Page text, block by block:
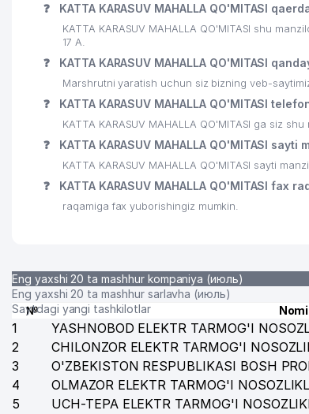
23 ELIMA MChJ
DAVR-AVTO-BIZNES MChJ
26 SHAKHLO SERVICE PLUS XUSUSIY
FRANK MEDIC MChJ
32 Адвокатская фирма LEGISLAND
GULZOR BIRINCHI UY-JOY MULK SHIRKATI
ABDUL-AZIZ SERVIS MChJ
IDEAL STROY KAF MChJ
❓ KATTA KARASUV MAHALLA QO'MITASI
KATTA KARASUV MAHALLA QO'MITASI shu
17 А.
❓ KATTA KARASUV MAHALLA QO'MITASI
Marshrutni yaratish uchun siz bizning veb-
❓ KATTA KARASUV MAHALLA QO'MITASI
KATTA KARASUV MAHALLA QO'MITASI ga siz
❓ KATTA KARASUV MAHALLA QO'MITASI sayti
KATTA KARASUV MAHALLA QO'MITASI sayti
❓ KATTA KARASUV MAHALLA QO'MITASI fax
raqamiga fax yuborishingiz mumkin.
Eng yaxshi 20 ta mashhur kompaniya (июль)
Eng yaxshi 20 ta mashhur sarlavha (июль)
Saytdagi yangi tashkilotlar
№ Nomi
1 YASHNOBOD ELEKTR TARMOG'I
2
CHILONZOR ELEKTR TARMOG'I
3
O'ZBEKISTON RESPUBLIKASI BOSH
4
OLMAZOR ELEKTR TARMOG'I
5
UCH-TEPA ELEKTR TARMOG'I